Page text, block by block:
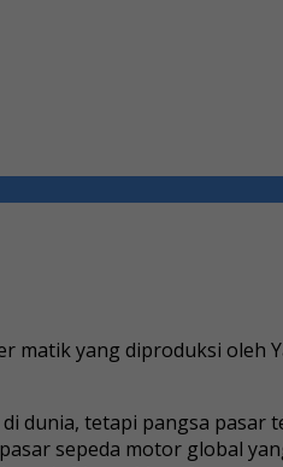
matik yang diproduksi oleh
dunia, tetapi pangsa pasar
sepeda motor global